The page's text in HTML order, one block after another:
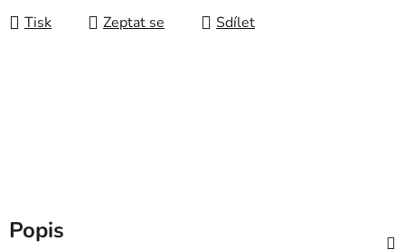
Tisk Zeptat se Sdílet
Popis